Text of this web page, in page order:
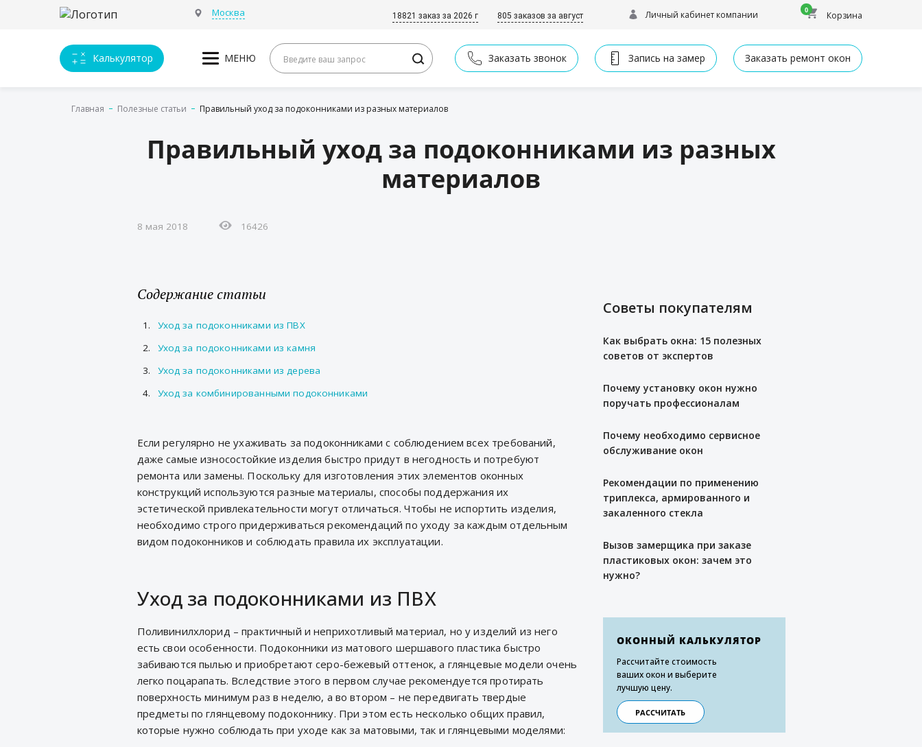
18821 заказ за 2026 г 805 заказов за август Личный кабинет компании 0 Корзина
Москва
Калькулятор МЕНЮ Заказать звонок Запись на замер Заказать ремонт окон
Главная Полезные статьи Правильный уход за подоконниками из разных материалов
Правильный уход за подоконниками из разных
материалов
8 мая 2018 16426
Содержание статьи
Уход за подоконниками из ПВХ
Уход за подоконниками из камня
Уход за подоконниками из дерева
Уход за комбинированными подоконниками
Если регулярно не ухаживать за подоконниками с соблюдением всех требований,
даже самые износостойкие изделия быстро придут в негодность и потребуют
ремонта или замены. Поскольку для изготовления этих элементов оконных
конструкций используются разные материалы, способы поддержания их
эстетической привлекательности могут отличаться. Чтобы не испортить изделия,
необходимо строго придерживаться рекомендаций по уходу за каждым отдельным
видом подоконников и соблюдать правила их эксплуатации.
Уход за подоконниками из ПВХ
Поливинилхлорид – практичный и неприхотливый материал, но у изделий из него
есть свои особенности. Подоконники из матового шершавого пластика быстро
забиваются пылью и приобретают серо-бежевый оттенок, а глянцевые модели очень
легко поцарапать. Вследствие этого в первом случае рекомендуется протирать
поверхность минимум раз в неделю, а во втором – не передвигать твердые
предметы по глянцевому подоконнику. При этом есть несколько общих правил,
которые нужно соблюдать при уходе как за матовыми, так и глянцевыми моделями:
Советы покупателям
Как выбрать окна: 15 полезных
советов от экспертов
Почему установку окон нужно
поручать профессионалам
Почему необходимо сервисное
обслуживание окон
Рекомендации по применению
триплекса, армированного и
закаленного стекла
Вызов замерщика при заказе
пластиковых окон: зачем это
нужно?
ОКОННЫЙ КАЛЬКУЛЯТОР
Рассчитайте стоимость
ваших окон и выберите
лучшую цену.
РАССЧИТАТЬ